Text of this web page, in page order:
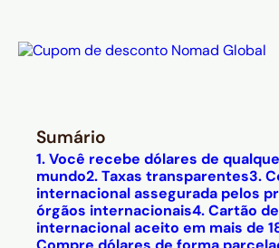
Sumário
1. Você recebe dólares de
mundo2. Taxas transparentes3.
internacional assegurada pelos
órgãos internacionais4. Cartão
internacional aceito em mais de